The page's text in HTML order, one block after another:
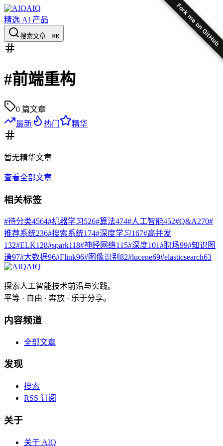
Fork me on GitHub
AIQ
精选 AI 产品
搜索文章...⌘K
#前端重构
0 篇文章
最新
热门 精华
暂无精华文章
查看全部文章
相关标签
#待分类4564#机器学习526#算法474#人工智能452#Q&A270#
推荐系统236#搜索系统174#深度学习167#高并发
132#ELK128#spark118#神经网络115#深度101#职场99#知识图
谱97#大数据96#Flink96#图像识别 82#lucene69#elasticsearch63
AIQ
探索人工智能技术前沿与实践。
平等 · 自由 · 奔放 · 乐于分享。
内容频道
全部文章
发现
搜索
RSS 订阅
关于
关于 AIQ